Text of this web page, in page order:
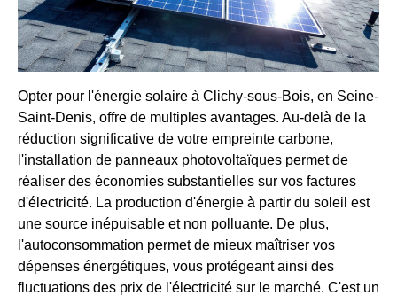
Opter pour l'énergie solaire à Clichy-sous-Bois, en Seine-
Saint-Denis, offre de multiples avantages. Au-delà de la
réduction significative de votre empreinte carbone,
l'installation de panneaux photovoltaïques permet de
réaliser des économies substantielles sur vos factures
d'électricité. La production d'énergie à partir du soleil est
une source inépuisable et non polluante. De plus,
l'autoconsommation permet de mieux maîtriser vos
dépenses énergétiques, vous protégeant ainsi des
fluctuations des prix de l'électricité sur le marché. C'est un